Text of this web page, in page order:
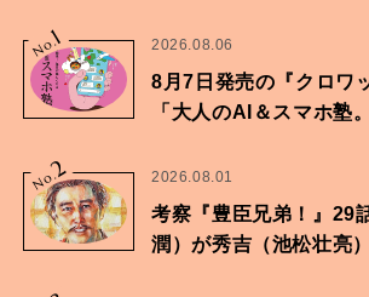
No.
1 2026.08.06
8月7日発売の『クロワ
「大人のAI＆スマホ塾。
No.2 2026.08.01
考察『豊臣兄弟！』29
潤）が秀吉（池松壮亮